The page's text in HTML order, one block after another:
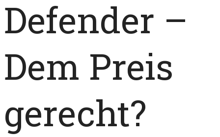
Defender –
Dem Preis
gerecht?